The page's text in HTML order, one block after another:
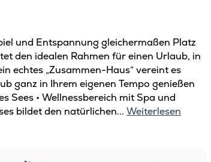
und Entspannung gleichermaßen Platz
den idealen Rahmen für einen Urlaub, in
echtes „Zusammen-Haus“ vereint es
ganz in Ihrem eigenen Tempo genießen
Sees • Wellnessbereich mit Spa und
bildet den natürlichen... Weiterlesen